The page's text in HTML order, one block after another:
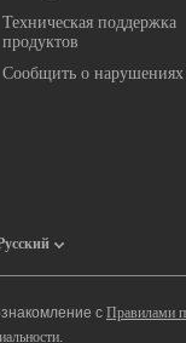
Техническая поддержка
продуктов
Сообщить о нарушениях
с Правилами
.